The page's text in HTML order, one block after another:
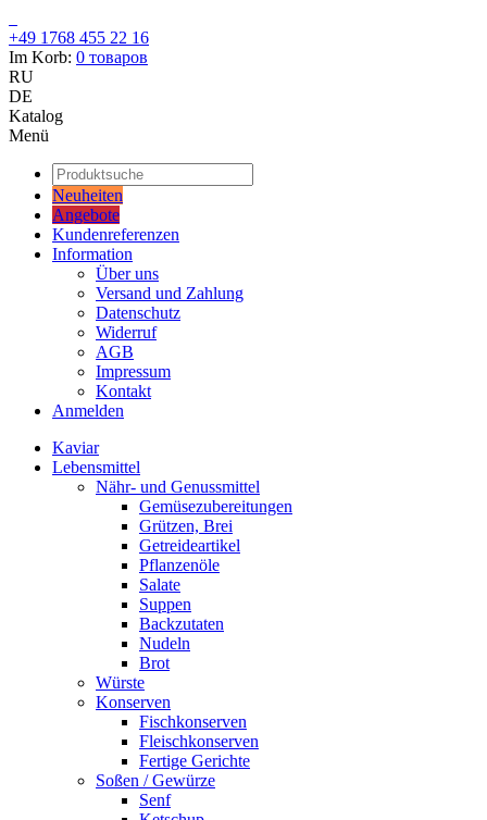
+49 1768 455 22 16
Im Korb: 0 товаров
RU
DE
Katalog
Menü
Neuheiten
Angebote
Kundenreferenzen
Information
Über uns
Versand und Zahlung
Datenschutz
Widerruf
AGB
Impressum
Kontakt
Anmelden
Kaviar
Lebensmittel
Nähr- und Genussmittel
Gemüsezubereitungen
Grützen, Brei
Getreideartikel
Pflanzenöle
Salate
Suppen
Backzutaten
Nudeln
Brot
Würste
Konserven
Fischkonserven
Fleischkonserven
Fertige Gerichte
Soßen / Gewürze
Senf